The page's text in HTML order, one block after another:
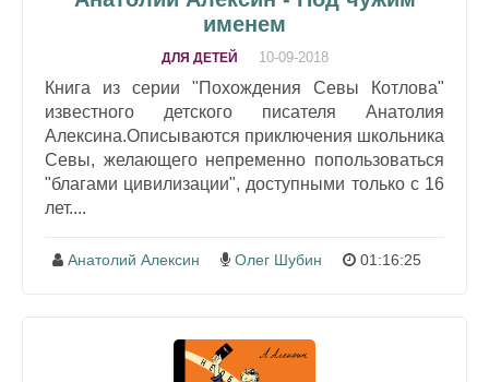
именем
ДЛЯ ДЕТЕЙ 10-09-2018
Книга из серии "Похождения Севы Котлова"
известного детского писателя Анатолия
Алексина.Описываются приключения школьника
Севы, желающего непременно попользоваться
"благами цивилизации", доступными только с 16
лет....
Анатолий Алексин Олег Шубин 01:16:25